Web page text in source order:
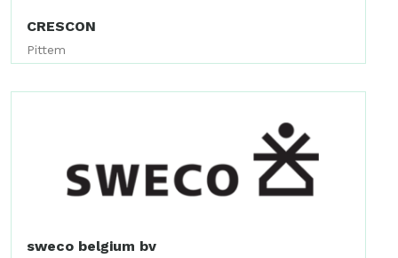
CRESCON
Pittem
sweco belgium bv